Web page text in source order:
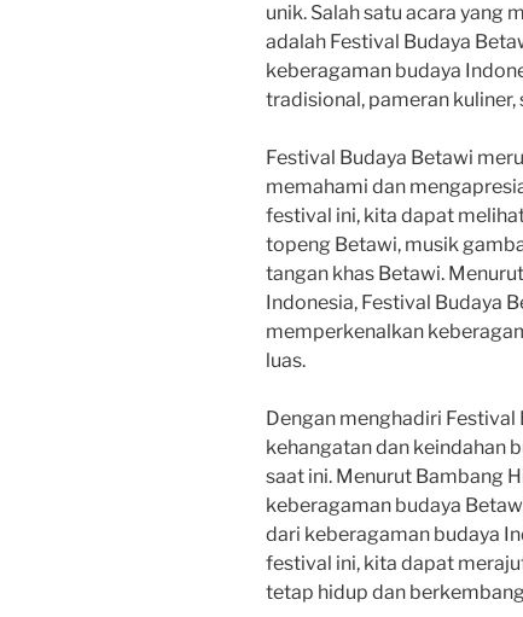
unik. Salah satu acara yang
adalah Festival Budaya
keberagaman budaya
tradisional, pameran
Festival Budaya Betawi
memahami dan
festival ini, kita dapat
topeng Betawi, musik
tangan khas Betawi.
Indonesia, Festival Budaya
memperkenalkan
luas.
Dengan menghadiri
kehangatan dan keindahan
saat ini. Menurut Bambang
keberagaman budaya
dari keberagaman budaya
festival ini, kita dapat
tetap hidup dan